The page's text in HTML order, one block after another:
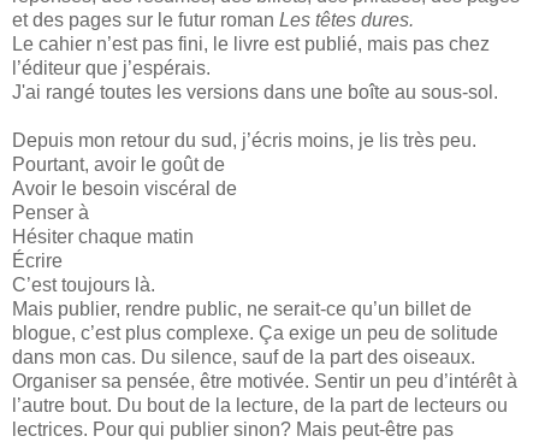
et des pages sur le futur roman Les têtes dures.
Le cahier n’est pas fini, le livre est publié, mais pas chez
l’éditeur que j’espérais.
J'ai rangé toutes les versions dans une boîte au sous-sol.
Depuis mon retour du sud, j’écris moins, je lis très peu.
Pourtant, avoir le goût de
Avoir le besoin viscéral de
Penser à
Hésiter chaque matin
Écrire
C’est toujours là.
Mais publier, rendre public, ne serait-ce qu’un billet de
blogue, c’est plus complexe. Ça exige un peu de solitude
dans mon cas. Du silence, sauf de la part des oiseaux.
Organiser sa pensée, être motivée. Sentir un peu d’intérêt à
l’autre bout. Du bout de la lecture, de la part de lecteurs ou
lectrices. Pour qui publier sinon? Mais peut-être pas